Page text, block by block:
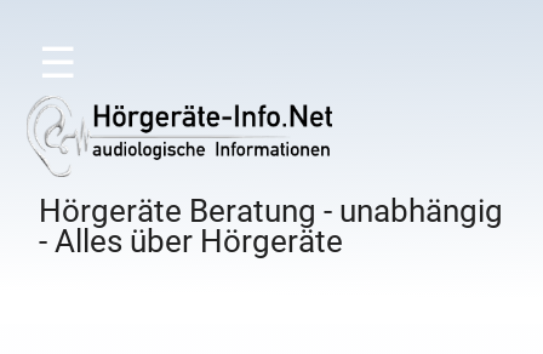
☰
Hörgeräte Beratung - unabhängig
- Alles über Hörgeräte